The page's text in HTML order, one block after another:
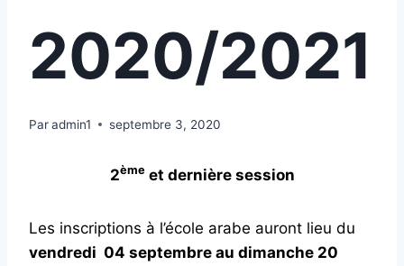
2020/2021
Paradmin1 septembre 3, 2020
2èmeet dernière session
Les inscriptions à l’école arabe auront lieu du
vendredi 04 septembre au dimanche 20